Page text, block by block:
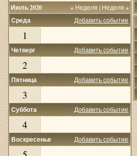
« Неделя | Неделя»
Июль 2020
Добавить событие
Среда
1
Добавить событие
Четверг
2
Добавить событие
Пятница
3
Добавить событие
Суббота
4
Добавить событие
Воскресенье